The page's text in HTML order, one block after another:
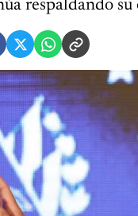
respaldando